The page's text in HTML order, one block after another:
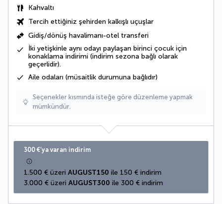
Kahvaltı
Tercih ettiğiniz şehirden kalkışlı uçuşlar
Gidiş/dönüş havalimanı-otel transferi
İki yetişkinle aynı odayı paylaşan birinci çocuk için
konaklama indirimi (indirim sezona bağlı olarak
geçerlidir).
Aile odaları (müsaitlik durumuna bağlıdır)
Seçenekler kısmında isteğe göre düzenleme yapmak
mümkündür.
300 €’ya varan indirim
1.500 € üzeri AUGUST150 ile 150 € indirim
3.000 € üzeri AUGUST300 ile 300 € indirim